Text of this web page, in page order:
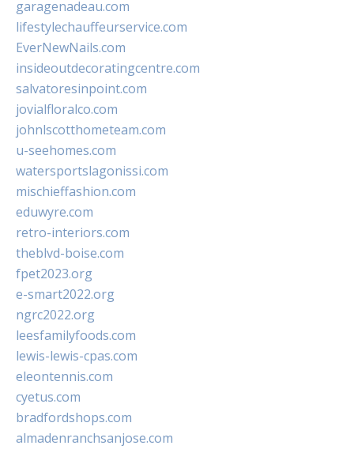
garagenadeau.com
lifestylechauffeurservice.com
EverNewNails.com
insideoutdecoratingcentre.com
salvatoresinpoint.com
jovialfloralco.com
johnlscotthometeam.com
u-seehomes.com
watersportslagonissi.com
mischieffashion.com
eduwyre.com
retro-interiors.com
theblvd-boise.com
fpet2023.org
e-smart2022.org
ngrc2022.org
leesfamilyfoods.com
lewis-lewis-cpas.com
eleontennis.com
cyetus.com
bradfordshops.com
almadenranchsanjose.com